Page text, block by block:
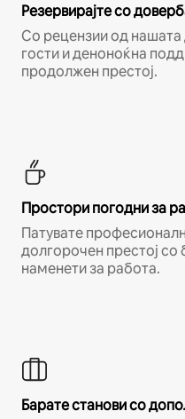
Резервирајте со
Со рецензии од нашата
гости и деноноќна
продолжен престој.
Простори погодни за
Патувате
долгорочен престој
наменети за работа.
Барате станови со